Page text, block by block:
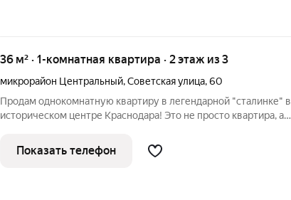
36 м² · 1-комнатная квартира · 2 этаж из 3
микрорайон Центральный,Советская улица,60
Продам однокомнатную квартиру в легендарной "сталинке" в
историческом центре Краснодара! Это не просто квартира, а
наслаждаясь всеми его преимуществами. Высокие потолки
(целых 3,3 метра!)
Показать телефон